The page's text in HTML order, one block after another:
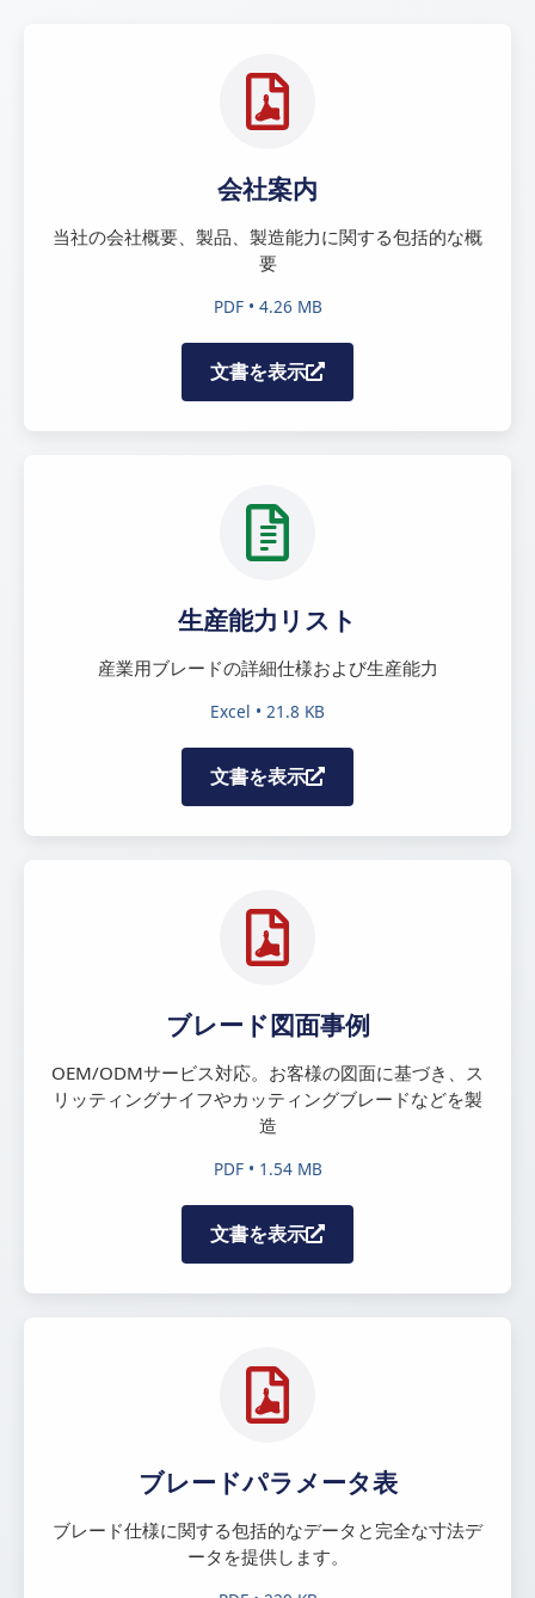
会社案内
当社の会社概要、製品、製造能力に関する包括的な概
要
PDF • 4.26 MB
文書を表示
生産能力リスト
産業用ブレードの詳細仕様および生産能力
Excel • 21.8 KB
文書を表示
ブレード図面事例
OEM/ODMサービス対応。お客様の図面に基づき、ス
リッティングナイフやカッティングブレードなどを製
造
PDF • 1.54 MB
文書を表示
ブレードパラメータ表
ブレード仕様に関する包括的なデータと完全な寸法デ
ータを提供します。